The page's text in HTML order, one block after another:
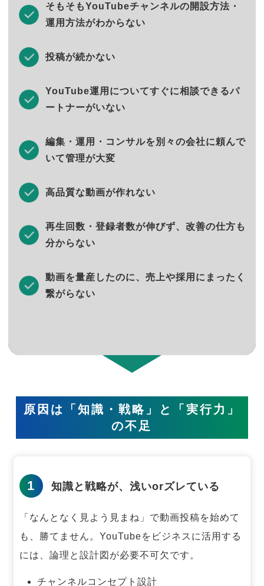
そもそもYouTubeチャンネルの開設方法・
運用方法がわからない
投稿が続かない
YouTube運用についてすぐに相談できるパ
ートナーがいない
編集・運用・コンサルを別々の会社に頼んで
いて管理が大変
高品質な動画が作れない
再生回数・登録者数が伸びず、改善の仕方も
分からない
動画を量産したのに、売上や採用にまったく
繋がらない
原因は「知識・戦略」と「実行力」
の不足
1 知識と戦略が、浅いorズレている
「なんとなく見よう見まね」で動画投稿を始めて
も、勝てません。 YouTubeをビジネスに活用する
には、論理と設計図が必要不可欠です。
チャンネルコンセプト設計